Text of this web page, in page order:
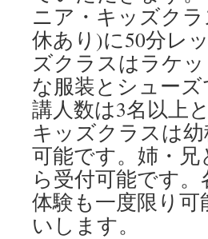
プニア・キッズク
休あり)に50分レ
ズクラスはラケ
な服装とシュー
講人数は3名以上
キッズクラスは
可能です。姉・
ら受付可能です
体験も一度限り
いします。